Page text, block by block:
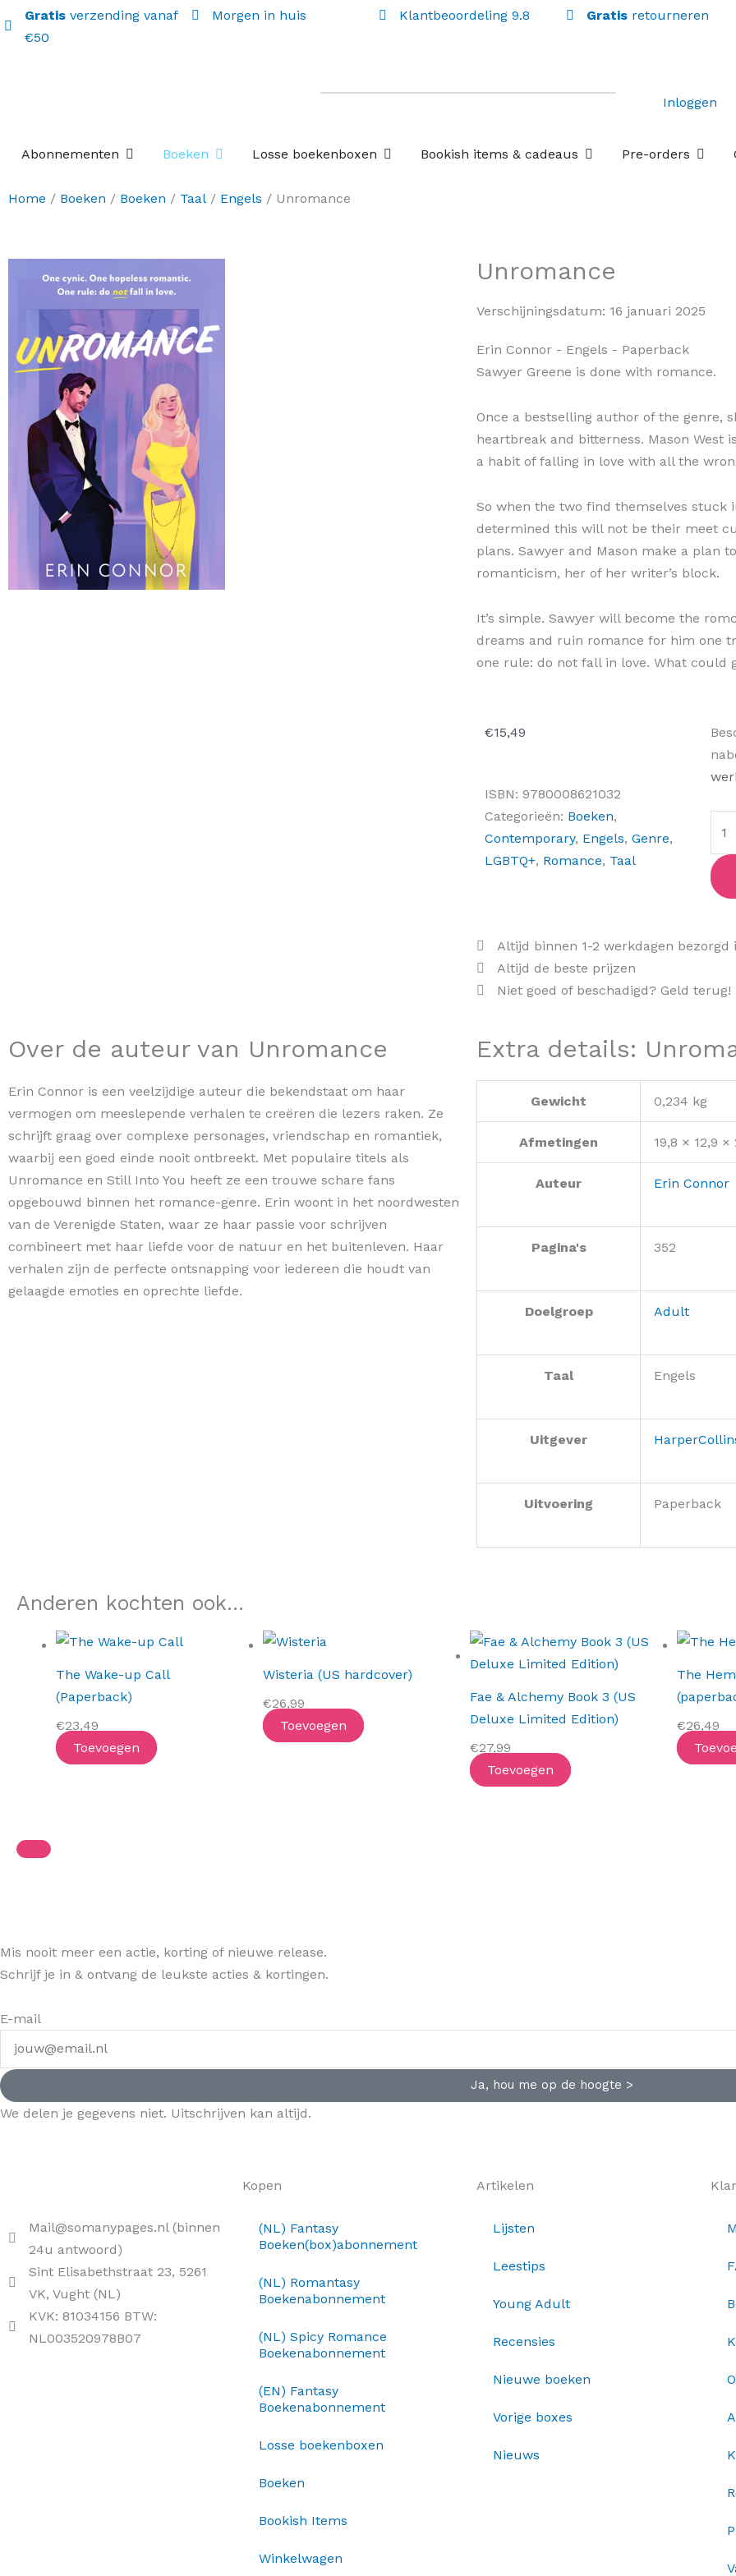
Gratis verzending vanaf
€50
Morgen in huis Klantbeoordeling 9.8 Gratis retourneren
Inloggen
Abonnementen Open Abonnementen
Boeken Open Boeken
Losse boekenboxen Open Losse boekenboxen
Bookish items & cadeaus Open Bookish items &
Pre-orders Open
Home / Boeken / Boeken / Taal / Engels / Unromance
Unromance
Verschijningsdatum: 16 januari 2025
Erin Connor - Engels - Paperback
Sawyer Greene is done with romance.
Once a bestselling author of the genre,
heartbreak and bitterness. Mason West
a habit of falling in love with all the
So when the two find themselves stuck
determined this will not be their meet
plans. Sawyer and Mason make a plan
romanticism, her of her writer’s block.
It’s simple. Sawyer will become the
dreams and ruin romance for him one
one rule: do not fall in love. What could
€15,49
ISBN: 9780008621032
Categorieën: Boeken,
Contemporary, Engels, Genre,
LGBTQ+, Romance, Taal
Altijd binnen 1-2 werkdagen bezorgd
Altijd de beste prijzen
Niet goed of beschadigd? Geld terug!
Over de auteur van Unromance
Erin Connor is een veelzijdige auteur die bekendstaat om haar
vermogen om meeslepende verhalen te creëren die lezers raken. Ze
schrijft graag over complexe personages, vriendschap en romantiek,
waarbij een goed einde nooit ontbreekt. Met populaire titels als
Unromance en Still Into You heeft ze een trouwe schare fans
opgebouwd binnen het romance-genre. Erin woont in het noordwesten
van de Verenigde Staten, waar ze haar passie voor schrijven
combineert met haar liefde voor de natuur en het buitenleven. Haar
verhalen zijn de perfecte ontsnapping voor iedereen die houdt van
gelaagde emoties en oprechte liefde.
Extra details:
Gewicht 0,234 kg
Afmetingen 19,8 × 12,9
Auteur Erin Connor
Pagina's 352
Doelgroep Adult
Taal Engels
Uitgever
Uitvoering Paperback
Anderen kochten ook...
The Wake-up Call
(Paperback)
€23,49
Toevoegen
Wisteria (US hardcover)
€26,99
Toevoegen
Fae & Alchemy Book 3 (US
Deluxe Limited Edition)
€27,99
Toevoegen
The
€26,49
Mis nooit meer een actie, korting of nieuwe release.
Schrijf je in & ontvang de leukste acties & kortingen.
E-mail
Ja, hou me op de hoogte >
We delen je gegevens niet. Uitschrijven kan altijd.
Mail@somanypages.nl (binnen
24u antwoord)
Sint Elisabethstraat 23, 5261
VK, Vught (NL)
KVK: 81034156 BTW:
NL003520978B07
Kopen
(NL) Fantasy
Boeken(box)abonnement
(NL) Romantasy
Boekenabonnement
(NL) Spicy Romance
Boekenabonnement
(EN) Fantasy
Boekenabonnement
Losse boekenboxen
Boeken
Bookish Items
Winkelwagen
Artikelen
Lijsten
Leestips
Young Adult
Recensies
Nieuwe boeken
Vorige boxes
Nieuws